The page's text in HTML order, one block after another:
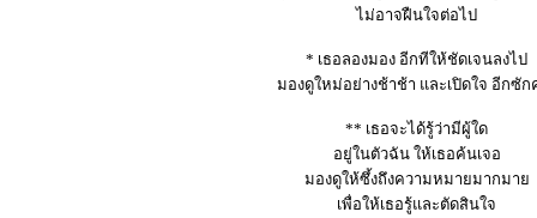
ไม่อาจฝืนใจต่อไป
* เธอลองมอง อีกทีให้ชัดเจนลงไป
มองดูใหม่อย่างช้าช้า และเปิดใจ อีกซัก
** เธอจะได้รู้ว่ามีผู้ใด
อยู่ในตัวฉัน ให้เธอค้นเจอ
มองดูให้ซึ้งถึงความหมายมากมาย
เพื่อให้เธอรู้และตัดสินใจ